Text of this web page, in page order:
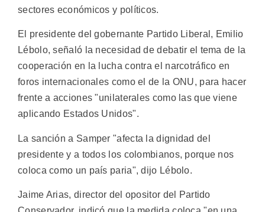
sectores económicos y políticos.
El presidente del gobernante Partido Liberal, Emilio
Lébolo, señaló la necesidad de debatir el tema de la
cooperación en la lucha contra el narcotráfico en
foros internacionales como el de la ONU, para hacer
frente a acciones "unilaterales como las que viene
aplicando Estados Unidos".
La sanción a Samper "afecta la dignidad del
presidente y a todos los colombianos, porque nos
coloca como un país paria", dijo Lébolo.
Jaime Arias, director del opositor del Partido